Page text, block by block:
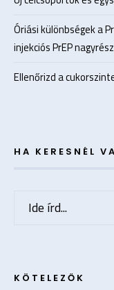
Óriási különbségek a
injekciós PrEP
Ellenőrizd a
HA KERESNÉL
KÖTELEZŐK